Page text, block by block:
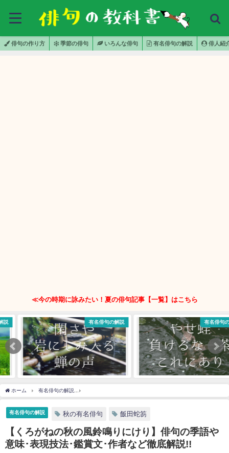
俳句の作り方 季節の俳句 いろんな俳句 有名俳句の解説 俳人紹
≪今の時期に詠みたい！夏の俳句記事【一覧】はこちら
有名俳句の解説 有名俳句の解説
ホーム 有名俳句の解説
有名俳句の解説 秋の有名俳句 飯田蛇笏
【くろがねの秋の風鈴鳴りにけり】俳句の季語や
意味･表現技法･鑑賞文･作者など徹底解説!!